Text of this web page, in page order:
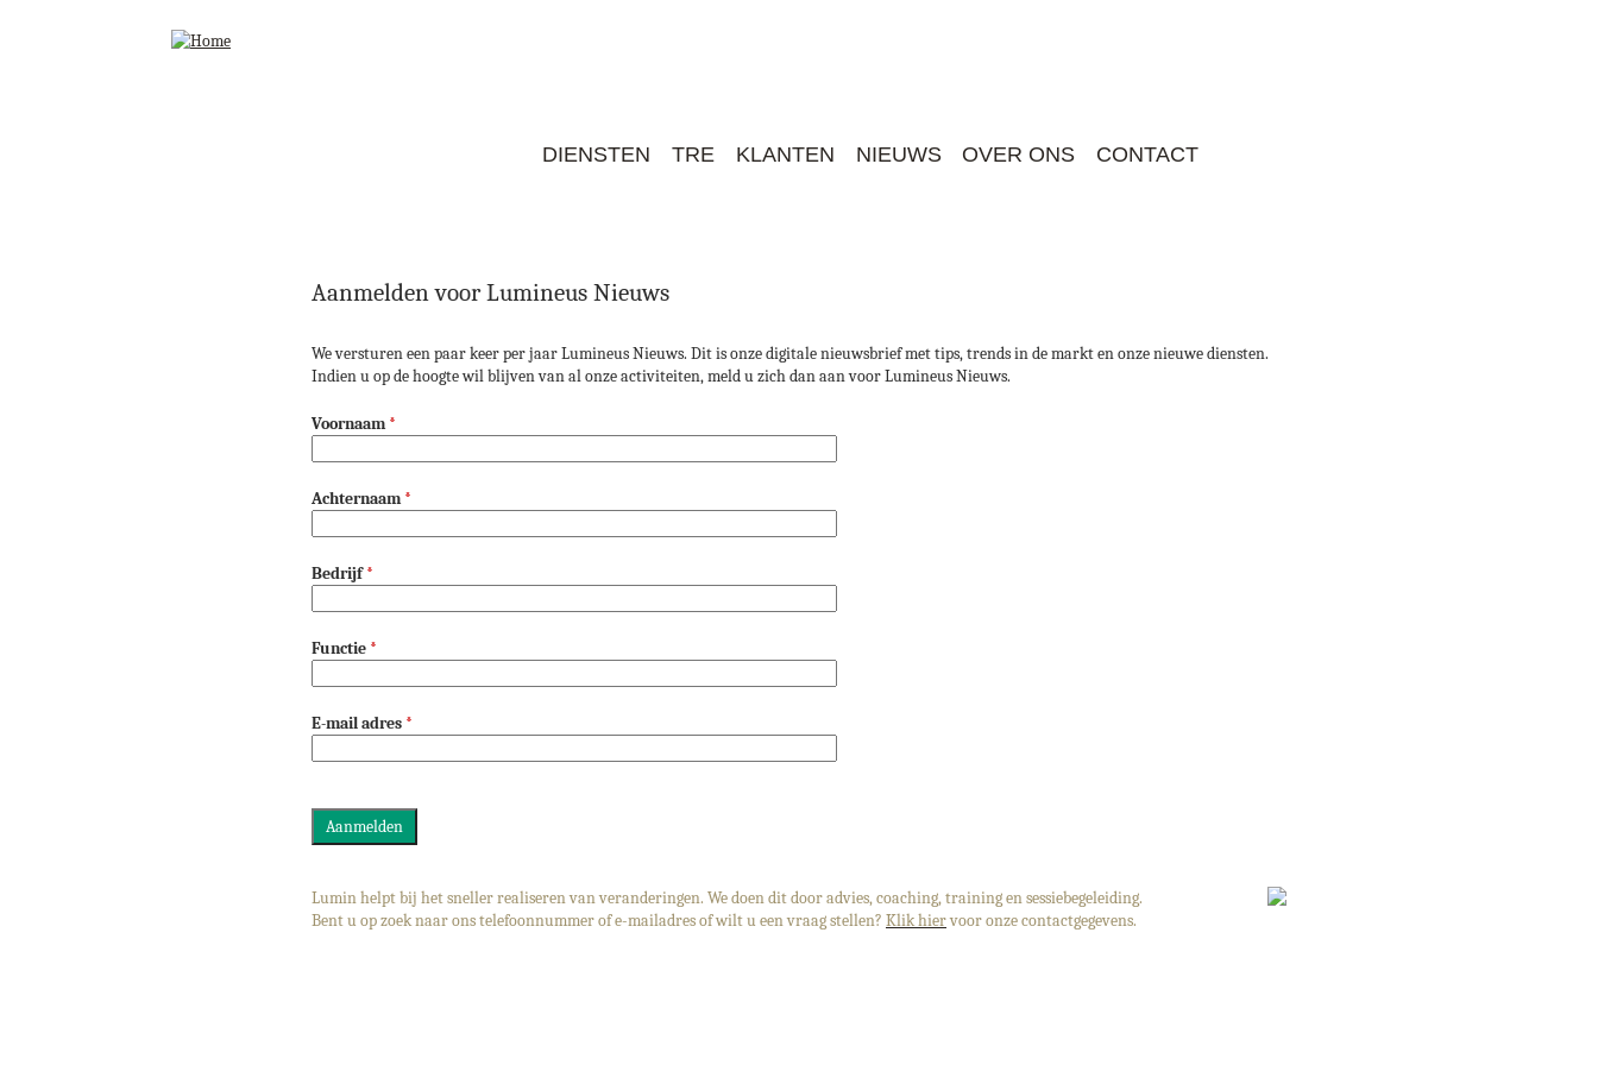
Aanmelden voor Lumineus Nieuws
We versturen een paar keer per jaar Lumineus Nieuws. Dit is onze digitale nieuwsbrief met tips, trends in de markt en onze nieuwe diensten.
Indien u op de hoogte wil blijven van al onze activiteiten, meld u zich dan aan voor Lumineus Nieuws.
Voornaam*
Achternaam*
Bedrijf*
Functie *
E-mail adres *
DIENSTEN TRE KLANTEN NIEUWS OVER ONS CONTACT
Lumin helpt bij het sneller realiseren van veranderingen. We doen dit door advies, coaching, training en sessiebegeleiding.
Bent u op zoek naar ons telefoonnummer of e-mailadres of wilt u een vraag stellen? Klik hiervoor onze contactgegevens.